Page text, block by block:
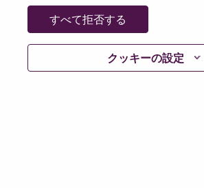
クッキーの設定
すべて拒否する
Go Back
Lenovo.com